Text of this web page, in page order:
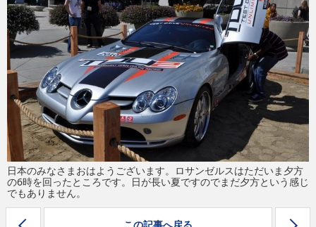
イベント/セミナー
eスポーツ
日本のみなさまおはようございます。ロサンゼルスはただいま夕方
の6時を回ったところです。日が長い夏ですのでまだ夕方という感じ
でもありません。